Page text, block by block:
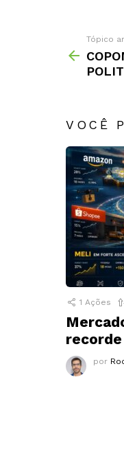
Tópico
VOCÊ
1 Ações
por